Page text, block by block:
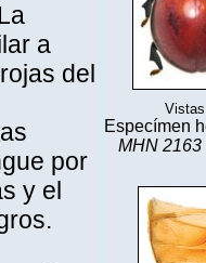
a
del
por
y el
Especímen
MHN 2163